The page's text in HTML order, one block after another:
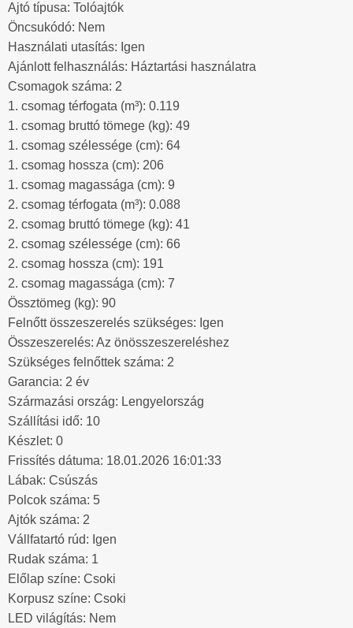
Ajtó típusa: Tolóajtók
Öncsukódó: Nem
Használati utasítás: Igen
Ajánlott felhasználás: Háztartási használatra
Csomagok száma: 2
1. csomag térfogata (m³): 0.119
1. csomag bruttó tömege (kg): 49
1. csomag szélessége (cm): 64
1. csomag hossza (cm): 206
1. csomag magassága (cm): 9
2. csomag térfogata (m³): 0.088
2. csomag bruttó tömege (kg): 41
2. csomag szélessége (cm): 66
2. csomag hossza (cm): 191
2. csomag magassága (cm): 7
Össztömeg (kg): 90
Felnőtt összeszerelés szükséges: Igen
Összeszerelés: Az önösszeszereléshez
Szükséges felnőttek száma: 2
Garancia: 2 év
Származási ország: Lengyelország
Szállítási idő: 10
Készlet: 0
Frissítés dátuma: 18.01.2026 16:01:33
Lábak: Csúszás
Polcok száma: 5
Ajtók száma: 2
Vállfatartó rúd: Igen
Rudak száma: 1
Előlap színe: Csoki
Korpusz színe: Csoki
LED világítás: Nem